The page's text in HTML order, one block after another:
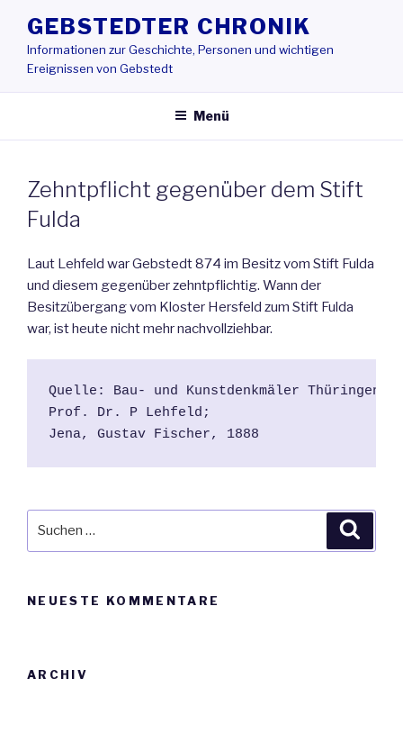
Inhalt
springen
GEBSTEDTER CHRONIK
Informationen zur Geschichte, Personen und wichtigen
Ereignissen von Gebstedt
Menü
Zehntpflicht gegenüber dem Stift
Fulda
Laut Lehfeld war Gebstedt 874 im Besitz vom Stift Fulda
und diesem gegenüber zehntpflichtig. Wann der
Besitzübergang vom Kloster Hersfeld zum Stift Fulda
war, ist heute nicht mehr nachvollziehbar.
Quelle: Bau- und Kunstdenkmäler
Prof. Dr. P Lehfeld;
Jena, Gustav Fischer, 1888
NEUESTE KOMMENTARE
ARCHIV